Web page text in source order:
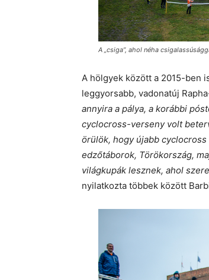
A „csiga”, ahol néha
A hölgyek között a 2015-ben
leggyorsabb, vadonatúj
annyira a pálya, a korábbi
cyclocross-verseny volt
örülök, hogy újabb
edzőtáborok, Törökország,
világkupák lesznek, ahol
nyilatkozta többek között